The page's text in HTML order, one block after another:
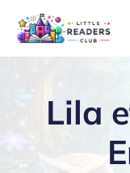
contenu
Lila